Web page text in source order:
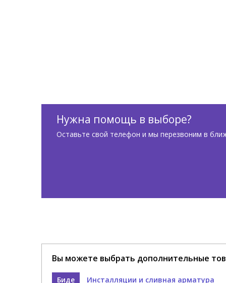
Нужна помощь в выборе?
Оставьте свой телефон и мы перезвоним в
Вы можете выбрать дополнительные
Биде Инсталляции и сливная арматура